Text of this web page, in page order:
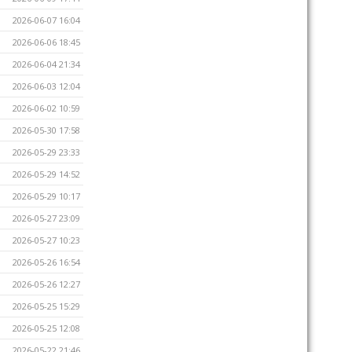
2026-06-07 16:04
2026-06-06 18:45
2026-06-04 21:34
2026-06-03 12:04
2026-06-02 10:59
2026-05-30 17:58
2026-05-29 23:33
2026-05-29 14:52
2026-05-29 10:17
2026-05-27 23:09
2026-05-27 10:23
2026-05-26 16:54
2026-05-26 12:27
2026-05-25 15:29
2026-05-25 12:08